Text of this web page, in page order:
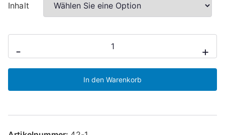
Inhalt
-
Menge
+
In den Warenkorb